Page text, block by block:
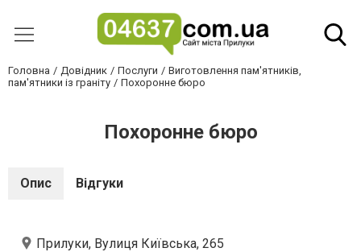
Головна Довідник Послуги
Виготовлення пам'ятників,
пам'ятники із граніту
Похоронне бюро
Похоронне бюро
Опис Відгуки
Прилуки, Вулиця Київська, 265